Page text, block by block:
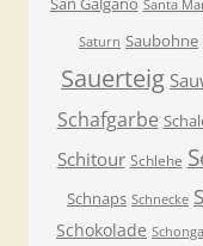
Santa
Saturn Saubohne
Sauerteig
Schafgarbe
Schitour Schlehe
Schnaps Schnecke
Schokolade